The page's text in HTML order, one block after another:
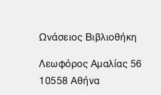
Ωνάσειος Βιβλιοθήκη
Λεωφόρος Αμαλίας 56
10558 Αθήνα